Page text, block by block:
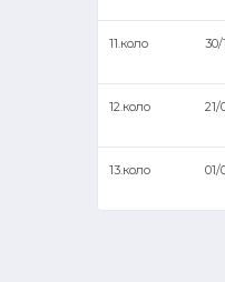
11.коло 30/
12.коло 21/
13.коло 01/